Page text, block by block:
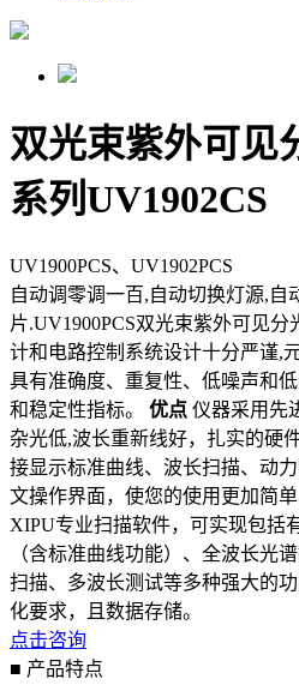
双光束紫外可见
系列UV1902CS
UV1900PCS、UV1902PCS
自动调零调一百,自动切换灯源,自
片.UV1900PCS双光束紫外可见
计和电路控制系统设计十分严谨,
具有准确度、重复性、低噪声和
和稳定性指标。 优点 仪器采用先
杂光低,波长重新线好，扎实的硬
接显示标准曲线、波长扫描、动
文操作界面，使您的使用更加简单
XIPU专业扫描软件，可实现包括
（含标准曲线功能）、全波长光
扫描、多波长测试等多种强大的
化要求，且数据存储。
点击咨询
■ 产品特点